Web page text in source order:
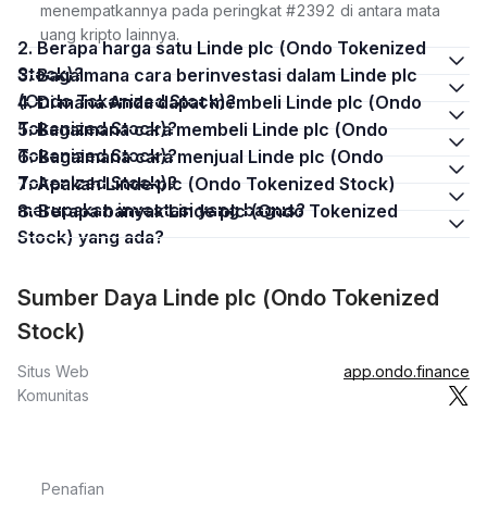
menempatkannya pada peringkat #2392 di antara mata
uang kripto lainnya.
2. Berapa harga satu Linde plc (Ondo Tokenized
Stock)?
3. Bagaimana cara berinvestasi dalam Linde plc
(Ondo Tokenized Stock)?
4. Di mana Anda dapat membeli Linde plc (Ondo
Tokenized Stock)?
5. Bagaimana cara membeli Linde plc (Ondo
Tokenized Stock)?
6. Bagaimana cara menjual Linde plc (Ondo
Tokenized Stock)?
7. Apakah Linde plc (Ondo Tokenized Stock)
merupakan investasi yang bagus?
8. Berapa banyak Linde plc (Ondo Tokenized
Stock) yang ada?
Sumber Daya Linde plc (Ondo Tokenized
Stock)
Situs Web
app.ondo.finance
Komunitas
Penafian